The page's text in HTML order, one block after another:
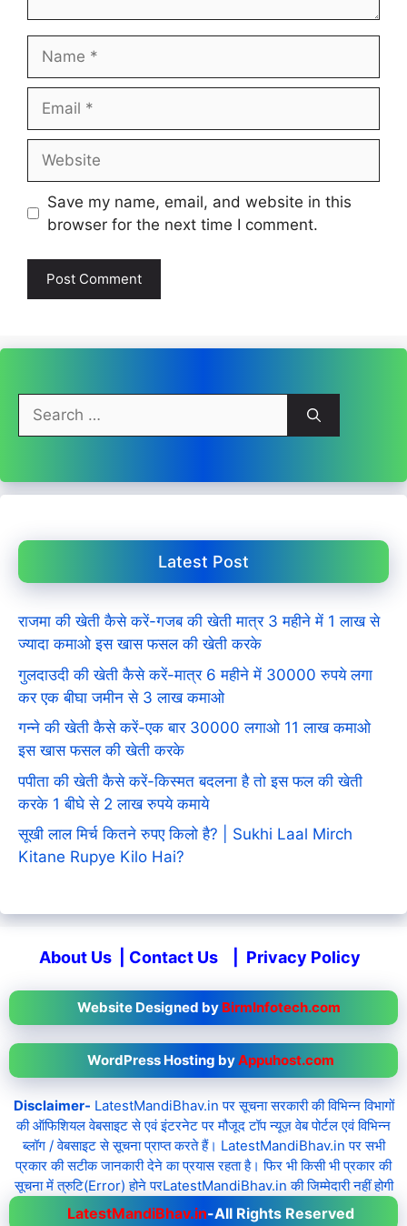
Save my name, email, and website in this
browser for the next time I comment.
Search
for:
Latest Post
राजमा की खेती कैसे करें-गजब की खेती मात्र 3 महीने में 1 लाख से
ज्यादा कमाओ इस खास फसल की खेती करके
गुलदाउदी की खेती कैसे करें-मात्र 6 महीने में 30000 रुपये लगा
कर एक बीघा जमीन से 3 लाख कमाओ
गन्ने की खेती कैसे करें-एक बार 30000 लगाओ 11 लाख कमाओ
इस खास फसल की खेती करके
पपीता की खेती कैसे करें-किस्मत बदलना है तो इस फल की खेती
करके 1 बीघे से 2 लाख रुपये कमाये
सूखी लाल मिर्च कितने रुपए किलो है? | Sukhi Laal Mirch
Kitane Rupye Kilo Hai?
About Us Contact Us Privacy Policy
Website Designed by BirmInfotech.com
WordPress Hosting byAppuhost.com
Disclaimer- LatestMandiBhav.in पर सूचना सरकारी की विभिन्न विभागों
की ऑफिशियल वेबसाइट से एवं इंटरनेट पर मौजूद टॉप न्यूज़ वेब पोर्टल एवं विभिन्न
ब्लॉग / वेबसाइट से सूचना प्राप्त करते हैं। LatestMandiBhav.in पर सभी
प्रकार की सटीक जानकारी देने का प्रयास रहता है। फिर भी किसी भी प्रकार की
सूचना में त्रुटि(Error) होने परLatestMandiBhav.in की जिम्मेदारी नहीं होगी
LatestMandiBhav.in-All Rights Reserved